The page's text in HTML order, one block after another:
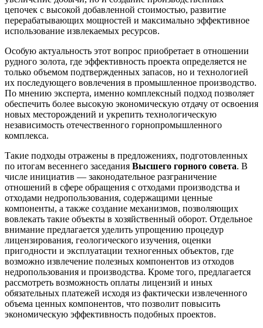
цепочек с высокой добавленной стоимостью, развитие
перерабатывающих мощностей и максимально эффективное
использование извлекаемых ресурсов.
Особую актуальность этот вопрос приобретает в отношении
рудного золота, где эффективность проекта определяется не
только объемом подтвержденных запасов, но и технологией
их последующего вовлечения в промышленное производство.
По мнению эксперта, именно комплексный подход позволяет
обеспечить более высокую экономическую отдачу от освоения
новых месторождений и укрепить технологическую
независимость отечественного горнопромышленного
комплекса.
Такие подходы отражены в предложениях, подготовленных
по итогам весеннего заседания Высшего горного совета. В
числе инициатив — законодательное разграничение
отношений в сфере обращения с отходами производства и
отходами недропользования, содержащими ценные
компоненты, а также создание механизмов, позволяющих
вовлекать такие объекты в хозяйственный оборот. Отдельное
внимание предлагается уделить упрощению процедур
лицензирования, геологического изучения, оценки
пригодности и эксплуатации техногенных объектов, где
возможно извлечение полезных компонентов из отходов
недропользования и производства. Кроме того, предлагается
рассмотреть возможность оплаты лицензий и иных
обязательных платежей исходя из фактически извлеченного
объема ценных компонентов, что позволит повысить
экономическую эффективность подобных проектов.